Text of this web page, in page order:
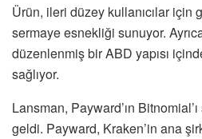
Ürün, ileri düzey kullanıcılar için
sermaye esnekliği sunuyor.
düzenlenmiş bir ABD yapısı
sağlıyor.
Lansman, Payward’ın Bitnomial’ı
geldi. Payward, Kraken’in ana